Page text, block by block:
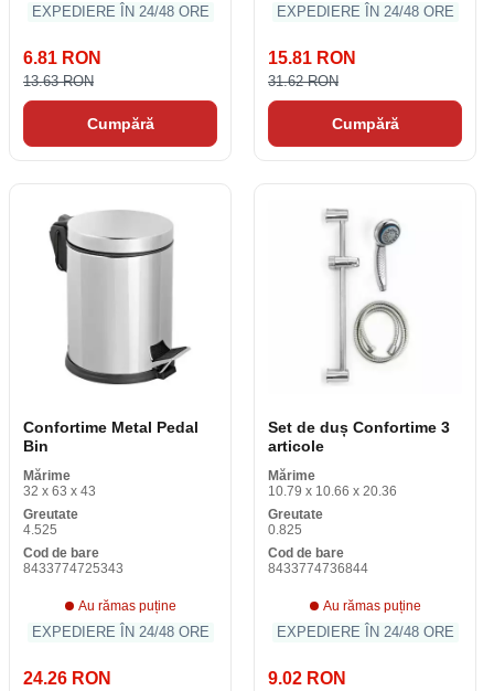
EXPEDIERE ÎN 24/48 ORE
6.81 RON
13.63 RON
Cumpără
EXPEDIERE ÎN 24/48 ORE
15.81 RON
31.62 RON
Cumpără
Confortime Metal Pedal
Bin
Mărime
32 x 63 x 43
Greutate
4.525
Cod de bare
8433774725343
Au rămas puține
EXPEDIERE ÎN 24/48 ORE
24.26 RON
Set de duș Confortime 3
articole
Mărime
10.79 x 10.66 x 20.36
Greutate
0.825
Cod de bare
8433774736844
Au rămas puține
EXPEDIERE ÎN 24/48 ORE
9.02 RON